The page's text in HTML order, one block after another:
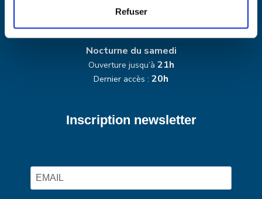
Refuser
Nocturne du samedi
Ouverture jusqu’à 21h
Dernier accès : 20h
Inscription newsletter